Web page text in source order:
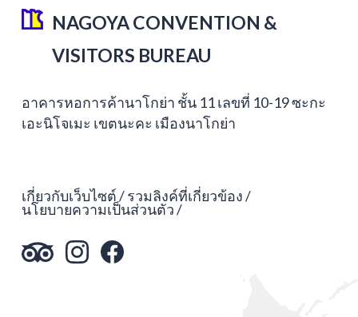
NAGOYA CONVENTION &
VISITORS BUREAU
อาคารหอการค้านาโกย่า ชั้น 11 เลขที่ 10-19 ซะกะ
เอะนิโจเมะ เขตนะคะ เมืองนาโกย่า
เกี่ยวกับเว็บไซต์ รวมลิงค์ที่เกี่ยวข้อง
นโยบายความเป็นส่วนตัว